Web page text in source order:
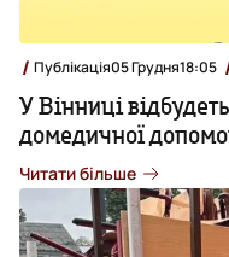
Публікація05 Грудня18:05
У Вінниці
домедичної
Читати більше